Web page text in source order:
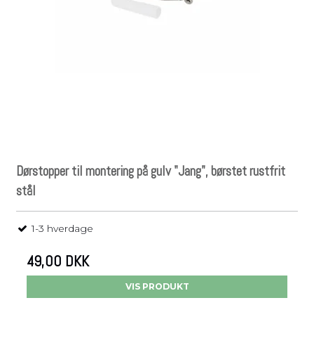
Dørstopper til montering på gulv "Jang", børstet rustfrit
stål
1-3 hverdage
49,00 DKK
VIS PRODUKT